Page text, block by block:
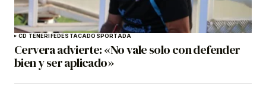
CD TENERIFEDESTACADOSPORTADA
Cervera advierte: «No vale solo con defender
bien y ser aplicado»